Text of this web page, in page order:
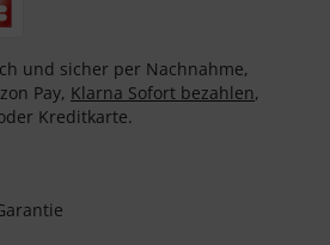
und sicher per Nachnahme,
Pay, Klarna Sofort bezahlen,
Kreditkarte.